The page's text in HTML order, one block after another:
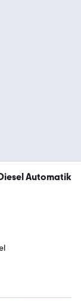
Automatik